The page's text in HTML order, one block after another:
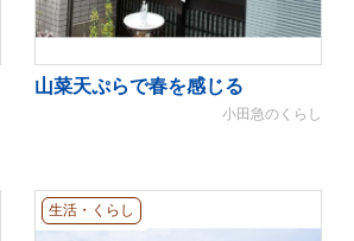
山菜天ぷらで春を感じる
小田急のくらし
生活・くらし